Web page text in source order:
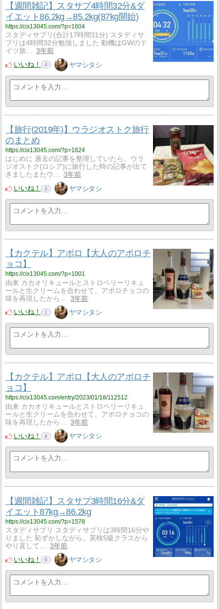
【週間雑記】スタサプ4時間32分&ダ
イエット86.2kg→85.2kg(87kg開始)
https://cix13045.com/?p=1604
スタディサプリ(合計17時間31分) スタディサ
プリは4時間32分勉強しました 動機はGWのド
イツ旅…
3年前
いいね！
4 ヤマシタシ
【旅行(2019年)】ウラジオストク旅行
のまとめ
https://cix13045.com/?p=1624
はじめに 過去の記事を整理していたら、ウラ
ジオストク(ロシア)に旅行した時の記事が出て
きましたまたウ…
3年前
いいね！
3 ヤマシタシ
【カクテル】アポロ【大人のアポロチ
ョコ】
https://cix13045.com/?p=1001
由来 カカオリキュールとストロベリーリキュ
ールと生クリームを合わせて、アポロチョコの
味を再現したから…
3年前
いいね！
1 ヤマシタシ
【カクテル】アポロ【大人のアポロチ
ョコ】
https://cix13045.com/entry/2023/01/18/112512
由来 カカオリキュールとストロベリーリキュ
ールと生クリームを合わせて、アポロチョコの
味を再現したから…
3年前
いいね！
4 ヤマシタシ
【週間雑記】スタサプ3時間16分&ダ
イエット87kg→86.2kg
https://cix13045.com/?p=1578
スタディサプリ スタディサプリは3時間16分や
りました 恥ずかしながら、英検5級クラスから
やり直して…
3年前
いいね！
0 ヤマシタシ